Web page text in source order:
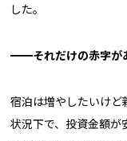
した。
━━それだけの赤字が
宿泊は増やしたいけ
状況下で、投資金額が